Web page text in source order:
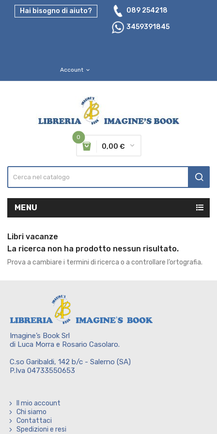
Hai bisogno di aiuto?
089 254218
3459391845
Account expand_more
0
0,00 €
MENU
Libri vacanze
La ricerca non ha prodotto nessun risultato.
Prova a cambiare i termini di ricerca o a controllare l’ortografia.
Imagine’s Book Srl
di Luca Morra e Rosario Casolaro.
C.so Garibaldi, 142 b/c - Salerno (SA)
P.Iva 04733550653
Il mio account
Chi siamo
Contattaci
Spedizioni e resi